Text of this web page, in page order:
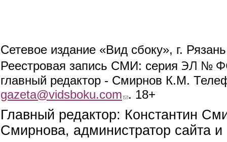
Сетевое издание «Вид сбоку», г.
Реестровая запись СМИ: серия ЭЛ №
главный редактор - Смирнов К.М.
gazeta@vidsboku.com (link sends e-mail)
. 18+
Главный редактор: Константин
Смирнова, администратор сайта